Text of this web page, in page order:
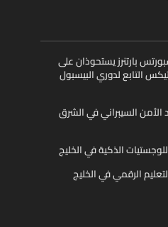
بارتنرز يستحوذان على
التابع لدوري البيسبول
السيبراني في الشرق
الرقمي في الخليج